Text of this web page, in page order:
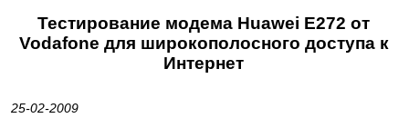
Автоэлектроника
Программное обеспечение
Тестирование модема Huawei E272 от
Vodafone для широкополосного доступа к
Интернет
25-02-2009